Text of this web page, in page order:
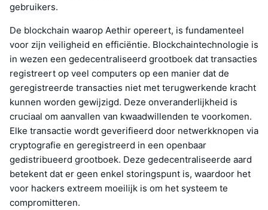
gebruikers.
De blockchain waarop Aethir opereert, is fundamenteel
voor zijn veiligheid en efficiëntie. Blockchaintechnologie is
in wezen een gedecentraliseerd grootboek dat transacties
registreert op veel computers op een manier dat de
geregistreerde transacties niet met terugwerkende kracht
kunnen worden gewijzigd. Deze onveranderlijkheid is
cruciaal om aanvallen van kwaadwillenden te voorkomen.
Elke transactie wordt geverifieerd door netwerkknopen via
cryptografie en geregistreerd in een openbaar
gedistribueerd grootboek. Deze gedecentraliseerde aard
betekent dat er geen enkel storingspunt is, waardoor het
voor hackers extreem moeilijk is om het systeem te
compromitteren.